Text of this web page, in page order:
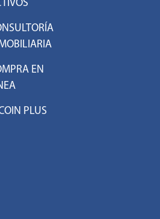
EN
PLUS